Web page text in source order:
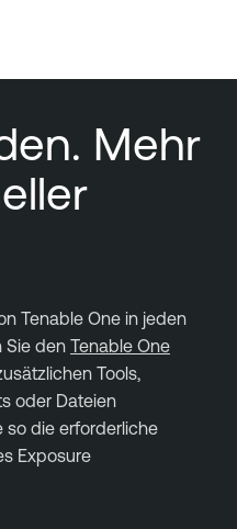
Mehr
Tenable One in jeden
Sie den Tenable One
Tools,
oder Dateien
so die erforderliche
Exposure